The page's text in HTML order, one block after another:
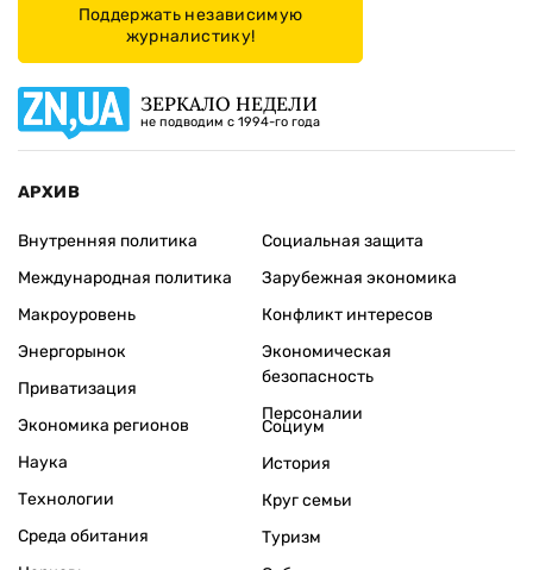
Поддержать независимую
журналистику!
ЗЕРКАЛО НЕДЕЛИ
не подводим с 1994-го года
АРХИВ
Внутренняя политика
Международная политика
Макроуровень
Энергорынок
Приватизация
Экономика регионов
Социальная защита
Зарубежная экономика
Конфликт интересов
Экономическая
безопасность
Персоналии
Наука
Технологии
Среда обитания
Социум
История
Круг семьи
Туризм